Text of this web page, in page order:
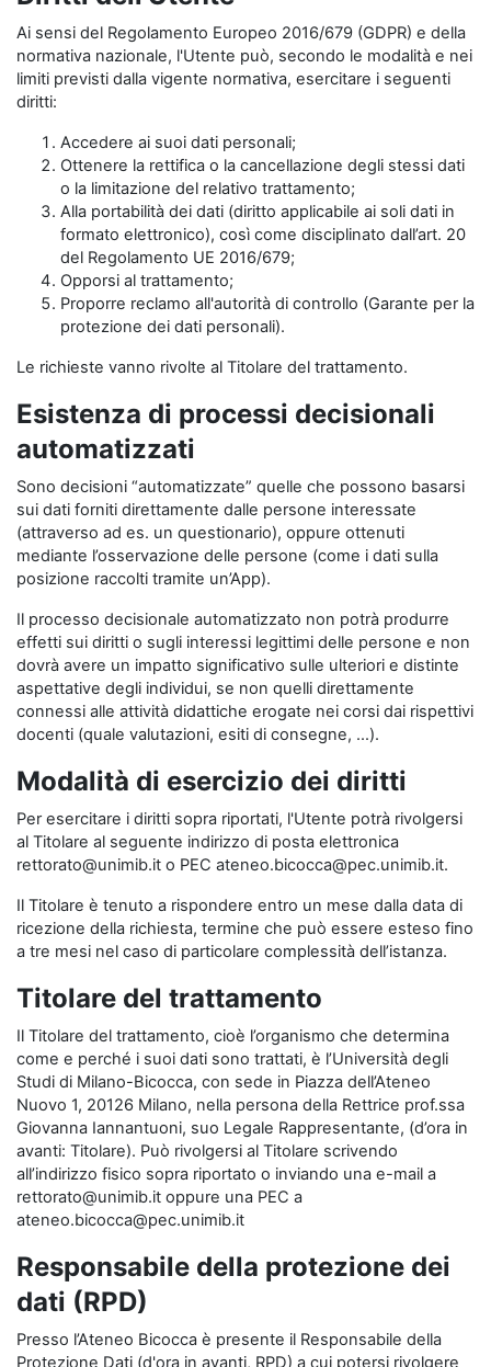
Ai sensi del Regolamento Europeo 2016/679 (GDPR) e della
normativa nazionale, l'Utente può, secondo le modalità e nei
limiti previsti dalla vigente normativa, esercitare i seguenti
diritti:
Accedere ai suoi dati personali;
Ottenere la rettifica o la cancellazione degli stessi dati
o la limitazione del relativo trattamento;
Alla portabilità dei dati (diritto applicabile ai soli dati in
formato elettronico), così come disciplinato dall’art. 20
del Regolamento UE 2016/679;
Opporsi al trattamento;
Proporre reclamo all'autorità di controllo (Garante per la
protezione dei dati personali).
Le richieste vanno rivolte al Titolare del trattamento.
Esistenza di processi decisionali
automatizzati
Sono decisioni “automatizzate” quelle che possono basarsi
sui dati forniti direttamente dalle persone interessate
(attraverso ad es. un questionario), oppure ottenuti
mediante l’osservazione delle persone (come i dati sulla
posizione raccolti tramite un’App).
Il processo decisionale automatizzato non potrà produrre
effetti sui diritti o sugli interessi legittimi delle persone e non
dovrà avere un impatto significativo sulle ulteriori e distinte
aspettative degli individui, se non quelli direttamente
connessi alle attività didattiche erogate nei corsi dai rispettivi
docenti (quale valutazioni, esiti di consegne, …).
Modalità di esercizio dei diritti
Per esercitare i diritti sopra riportati, l'Utente potrà rivolgersi
al Titolare al seguente indirizzo di posta elettronica
rettorato@unimib.it o PEC ateneo.bicocca@pec.unimib.it.
Il Titolare è tenuto a rispondere entro un mese dalla data di
ricezione della richiesta, termine che può essere esteso fino
a tre mesi nel caso di particolare complessità dell’istanza.
Titolare del trattamento
Il Titolare del trattamento, cioè l’organismo che determina
come e perché i suoi dati sono trattati, è l’Università degli
Studi di Milano-Bicocca, con sede in Piazza dell’Ateneo
Nuovo 1, 20126 Milano, nella persona della Rettrice prof.ssa
Giovanna Iannantuoni, suo Legale Rappresentante, (d’ora in
avanti: Titolare). Può rivolgersi al Titolare scrivendo
all’indirizzo fisico sopra riportato o inviando una e-mail a
rettorato@unimib.it oppure una PEC a
ateneo.bicocca@pec.unimib.it
Responsabile della protezione dei
dati (RPD)
Presso l’Ateneo Bicocca è presente il Responsabile della
Protezione Dati (d'ora in avanti, RPD) a cui potersi rivolgere